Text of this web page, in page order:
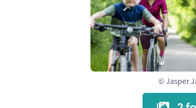
© Jasper